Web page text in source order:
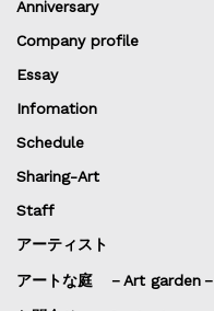
Anniversary
Company profile
Essay
Infomation
Schedule
Sharing-Art
Staff
アーティスト
アートな庭 －Art garden－